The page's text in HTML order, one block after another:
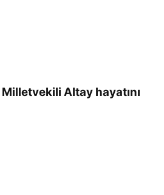
Altay hayatını